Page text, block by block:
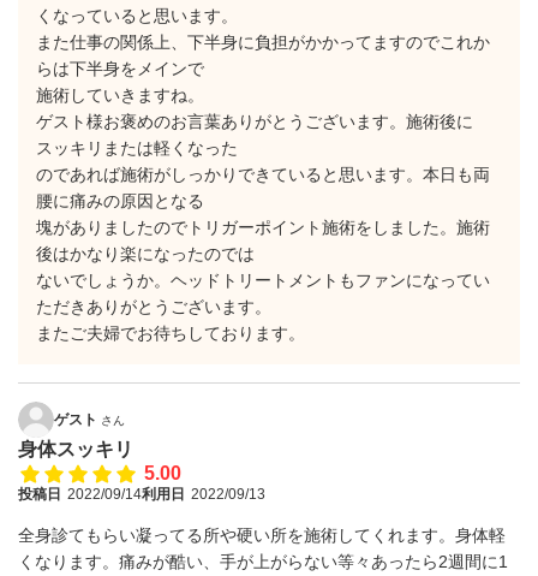
くなっていると思います。
また仕事の関係上、下半身に負担がかかってますのでこれか
らは下半身をメインで
施術していきますね。
ゲスト様お褒めのお言葉ありがとうございます。施術後に
スッキリまたは軽くなった
のであれば施術がしっかりできていると思います。本日も両
腰に痛みの原因となる
塊がありましたのでトリガーポイント施術をしました。施術
後はかなり楽になったのでは
ないでしょうか。ヘッドトリートメントもファンになってい
ただきありがとうございます。
またご夫婦でお待ちしております。
ゲスト さん
身体スッキリ
5.00
投稿日 2022/09/14利用日 2022/09/13
全身診てもらい凝ってる所や硬い所を施術してくれます。身体軽
くなります。痛みが酷い、手が上がらない等々あったら2週間に1